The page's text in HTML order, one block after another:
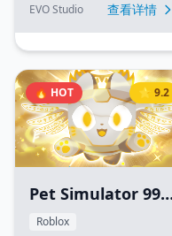
门动漫启发的高动态
Roblox 动作角色扮演游
戏。玩家可以熟练掌握立
体机动装置（ODM），在
逼真的地图中穿梭飞跃、
斩杀具有挑战性的巨人。
通过解锁拥有强力被动增
益的独特家族血统，并升
级复杂的技能树，来应对
高难度的副本和战役。
EVO Studio 查看详情
🔥 HOT ⭐ 9.2
Pet Simulator 99
(宠物模拟器99)
Roblox